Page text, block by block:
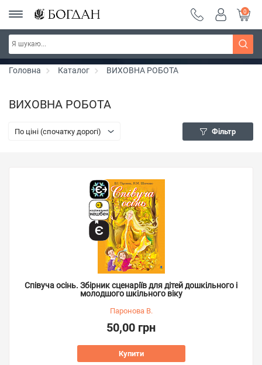
Серія "Вандербікери" ~ знижка 25%
0
Головна Каталог ВИХОВНА РОБОТА
ВИХОВНА РОБОТА
По ціні (спочатку дорогі) Фільтр
Співуча осінь. Збірник сценаріїв для дітей дошкільного і
молодшого шкільного віку
Паронова В.
50,00 грн
Купити